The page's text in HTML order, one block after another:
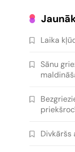
Laika
Sānu
Divkāršs